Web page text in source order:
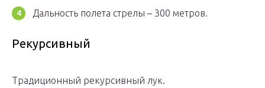
Дальность полета стрелы – 300 метров.
Рекурсивный
Традиционный рекурсивный лук.